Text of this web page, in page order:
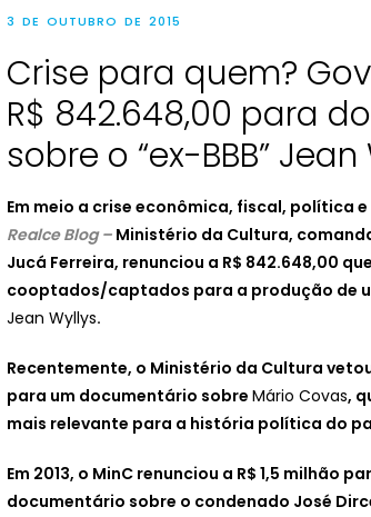
3 DE OUTUBRO DE 2015
Crise para quem?
R$ 842.648,00 para
sobre o “ex-BBB” Jean
Em meio a crise econômica, fiscal, política
Realce Blog – Ministério da Cultura,
Jucá Ferreira, renunciou a R$ 842.648,00
cooptados/captados para a produção de
Jean Wyllys.
Recentemente, o Ministério da Cultura
para um documentário sobre Mário Covas,
mais relevante para a história política do
Em 2013, o MinC renunciou a R$ 1,5 milhão
documentário sobre o condenado José